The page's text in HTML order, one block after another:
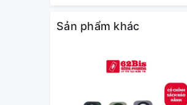
Sản phẩm khác